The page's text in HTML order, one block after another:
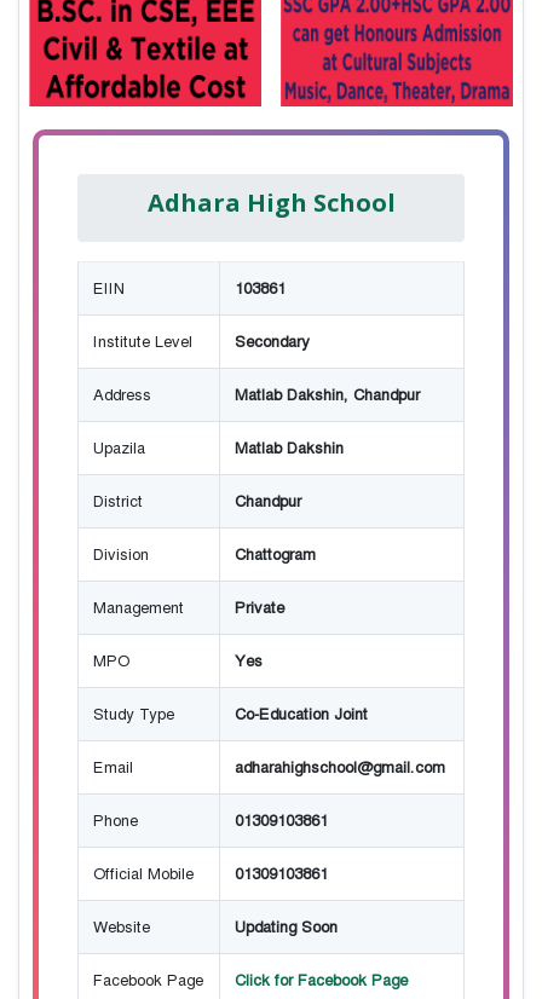
Adhara High School
EIIN 103861
Institute Level Secondary
Address Matlab Dakshin, Chandpur
Upazila Matlab Dakshin
District Chandpur
Division Chattogram
Management Private
MPO Yes
Study Type Co-Education Joint
Email adharahighschool@gmail.com
Phone 01309103861
Official Mobile 01309103861
Website Updating Soon
Facebook Page Click for Facebook Page